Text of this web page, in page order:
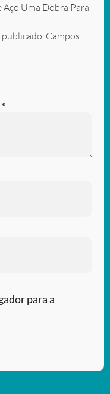
Aço Uma Dobra Para
Campos
*
para a